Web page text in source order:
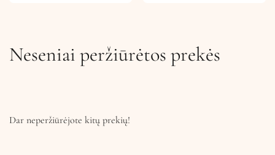
Neseniai peržiūrėtos prekės
Dar neperžiūrėjote kitų prekių!